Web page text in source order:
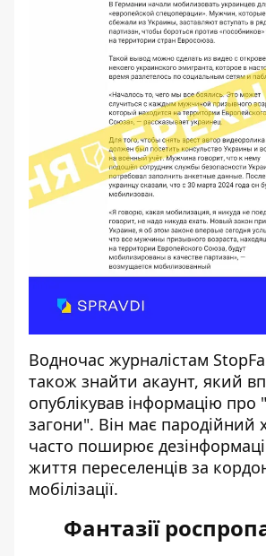
Водночас журналістам
також знайти акаунт, який
опублікував інформацію про
загони". Він має пародійний
часто поширює
життя переселенців за
мобілізації.
Фантазії